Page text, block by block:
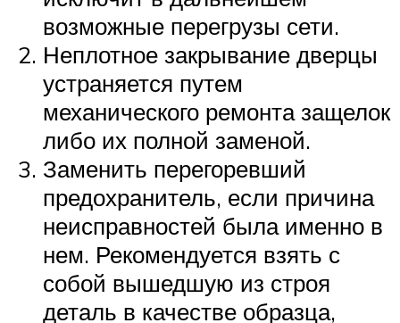
возможные перегрузы сети.
Неплотное закрывание дверцы
устраняется путем
механического ремонта защелок
либо их полной заменой.
Заменить перегоревший
предохранитель, если причина
неисправностей была именно в
нем. Рекомендуется взять с
собой вышедшую из строя
деталь в качестве образца,